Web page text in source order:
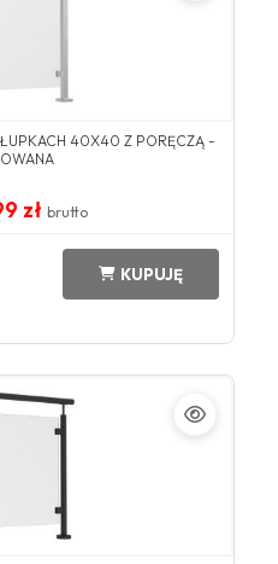
40X40 Z PORĘCZĄ -
zł brutto
KUPUJĘ